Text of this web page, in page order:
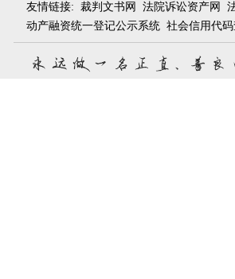
友情链接: 裁判文书网 法院诉讼资产网
动产融资统一登记公示系统 社会信用代码